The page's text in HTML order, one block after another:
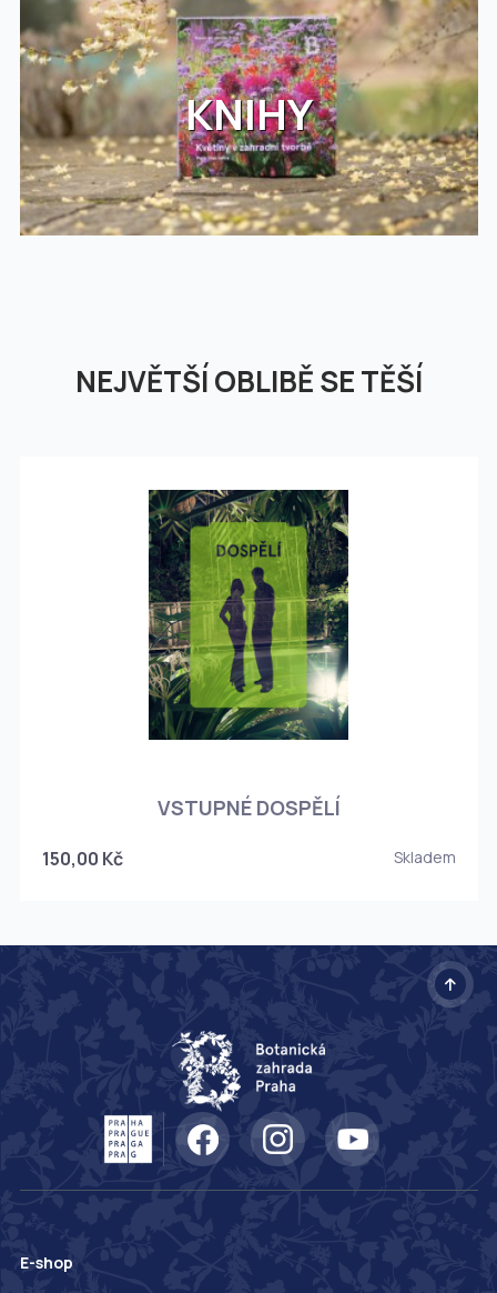
KNIHY
NEJVĚTŠÍ OBLIBĚ SE TĚŠÍ
VSTUPNÉ DOSPĚLÍ
150,00 Kč Skladem
E-shop